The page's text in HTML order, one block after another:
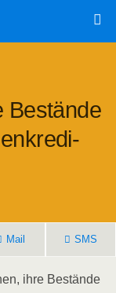
Bestän­de
Mail SMS
ihre Bestän­de